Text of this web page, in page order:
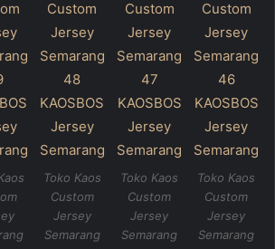
Toko Kaos
Custom
Jersey
Semarang
Toko Kaos
Custom
Jersey
Semarang
Toko Kaos
Custom
Jersey
Semarang